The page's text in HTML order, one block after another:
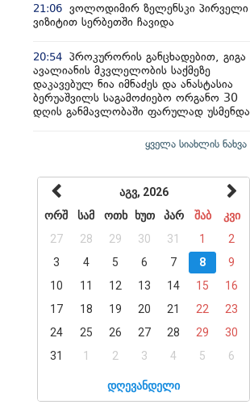
21:06 ვოლოდიმირ ზელენსკი პირველი
ვიზიტით სერბეთში ჩავიდა
20:54 პროკურორის განცხადებით, გიგა
ავალიანის მკვლელობის საქმეზე
დაკავებულ ნია იმნაძეს და ანასტასია
ბერუაშვილს საგამოძიებო ორგანო 30
დღის განმავლობაში ფარულად უსმენდა
ყველა სიახლის ნახვა
აგვ, 2026
ორშ
სამ ოთხ ხუთ პარ შაბ
კვი
27
28 29 30 31 1
2
3
4 5 6 7 8
9
10
11 12 13 14 15
16
17
18 19 20 21 22
23
24
25 26 27 28 29
30
31
1 2 3 4 5 6
დღევანდელი